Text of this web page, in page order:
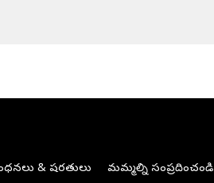
& షరతులు మమ్మల్ని సంప్రదించండి